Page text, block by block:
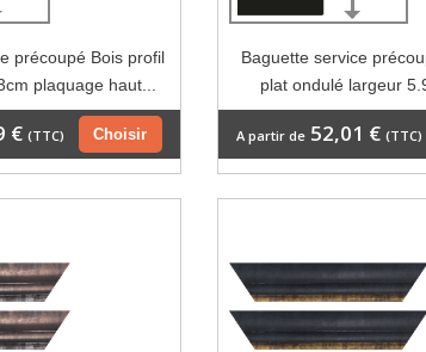
précoupé Bois profil
plaquage haut...
Choisir
€ (TTC)
Baguette service
plat ondulé largeur
A partir de52,01 € (TTC)